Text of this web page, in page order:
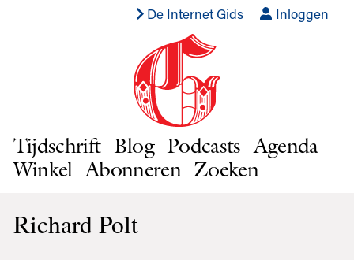
De Internet Gids Inloggen
Tijdschrift Blog Podcasts Agenda
Winkel Abonneren Zoeken
Richard Polt